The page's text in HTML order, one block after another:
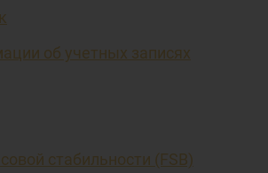
об учетных записях
стабильности (FSB)